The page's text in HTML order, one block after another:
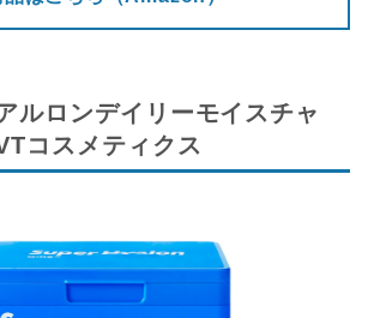
ルロンデイリーモイスチャ
コスメティクス